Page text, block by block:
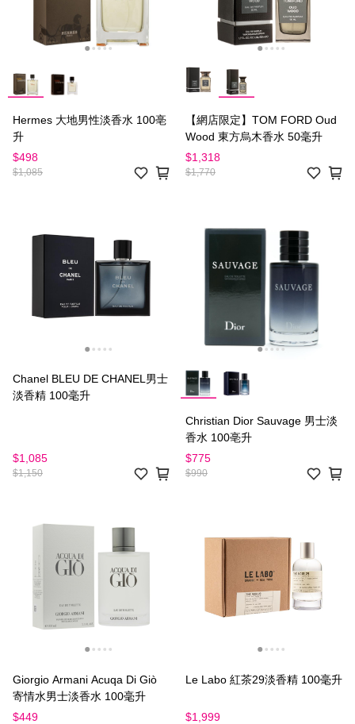
Hermes 大地男性淡香水 100亳
升
$1,085
$498
【網店限定】TOM FORD Oud
Wood 東方烏木香水 50毫升
$1,770
$1,318
Chanel BLEU DE CHANEL男士
淡香精 100毫升
$1,150
$1,085
Christian Dior Sauvage 男士淡
香水 100亳升
$990
$775
Giorgio Armani Acuqa Di Giò
寄情水男士淡香水 100毫升
$449
Le Labo 紅茶29淡香精 100毫升
$1,999